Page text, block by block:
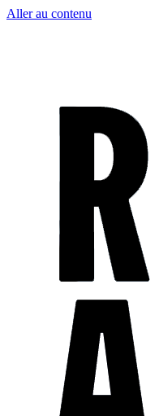
Aller au contenu